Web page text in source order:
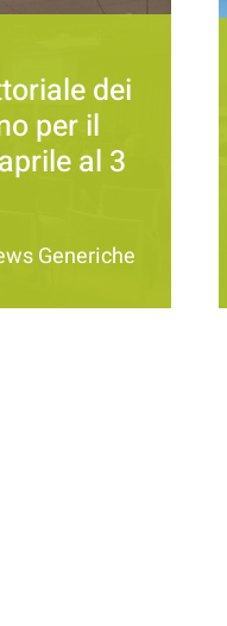
dei
per il
al 3
Generiche